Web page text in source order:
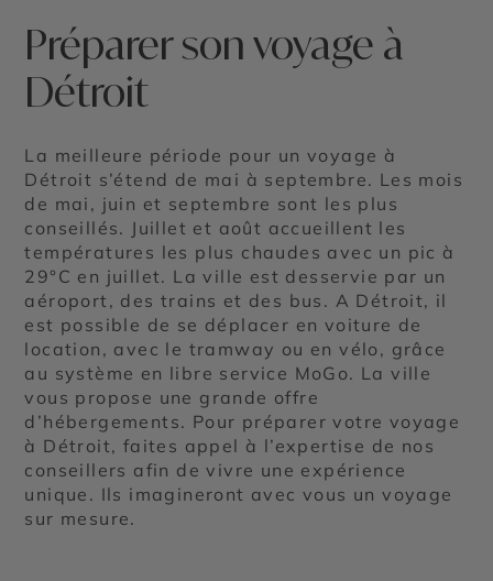
Préparer son voyage à
Détroit
La meilleure période pour un voyage à
Détroit s’étend de mai à septembre. Les mois
de mai, juin et septembre sont les plus
conseillés. Juillet et août accueillent les
températures les plus chaudes avec un pic à
29°C en juillet. La ville est desservie par un
aéroport, des trains et des bus. A Détroit, il
est possible de se déplacer en voiture de
location, avec le tramway ou en vélo, grâce
au système en libre service MoGo. La ville
vous propose une grande offre
d’hébergements. Pour préparer votre voyage
à Détroit, faites appel à l’expertise de nos
conseillers afin de vivre une expérience
unique. Ils imagineront avec vous un voyage
sur mesure.